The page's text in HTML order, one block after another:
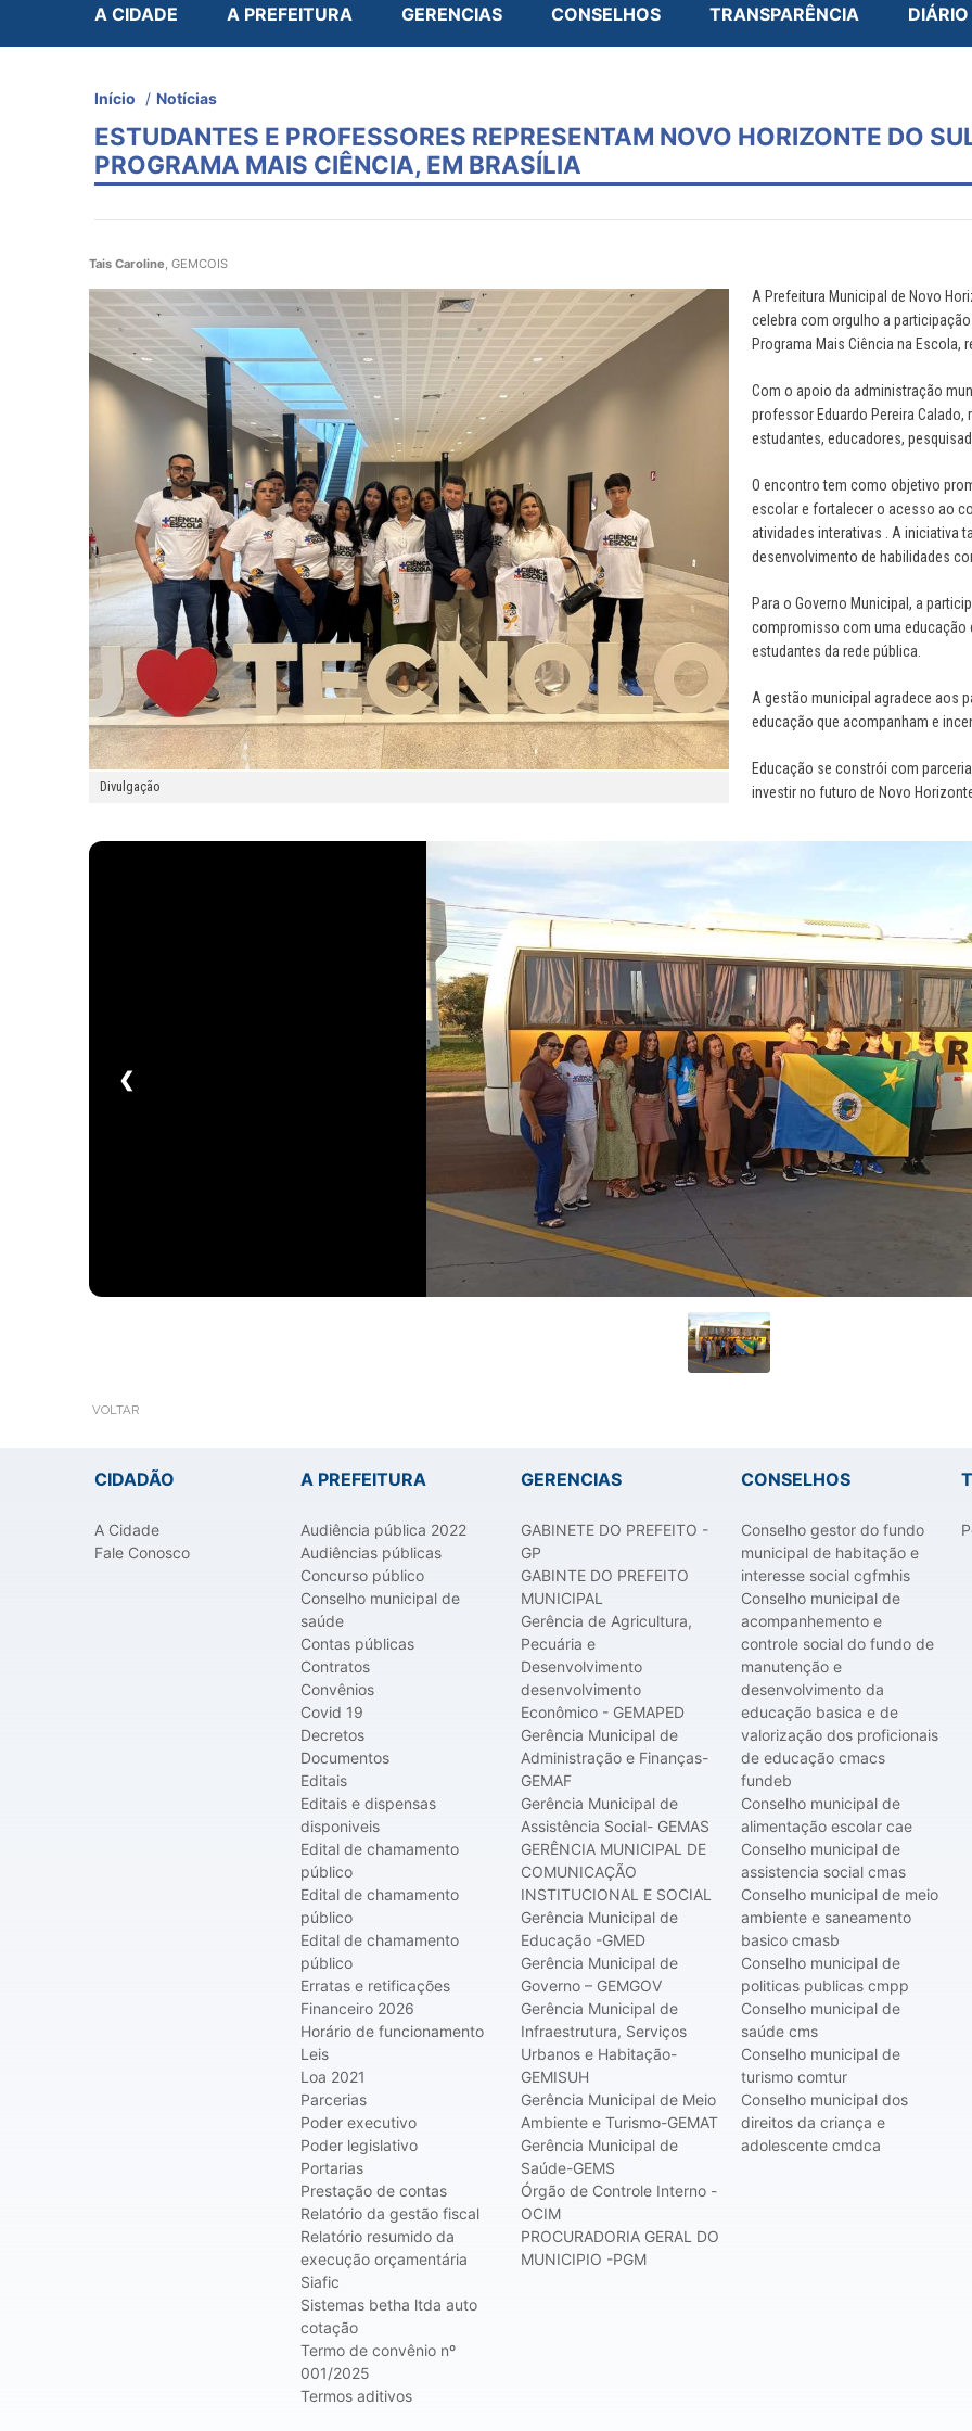
A CIDADE A PREFEITURA GERENCIAS CONSELHOS TRANSPARÊNCIA
Início / Notícias
ESTUDANTES E PROFESSORES REPRESENTAM NOVO HORIZONTE DO
PROGRAMA MAIS CIÊNCIA, EM BRASÍLIA
Tais Caroline, GEMCOIS
Divulgação
A Prefeitura Municipal de Novo
celebra com orgulho a
Programa Mais Ciência na Escola,
Com o apoio da administração
professor Eduardo Pereira
estudantes, educadores,
O encontro tem como objetivo
escolar e fortalecer o acesso ao
atividades interativas . A iniciativa
desenvolvimento de habilidades
Para o Governo Municipal, a
compromisso com uma educação
estudantes da rede pública.
A gestão municipal agradece aos
educação que acompanham e
Educação se constrói com
investir no futuro de Novo
❮
VOLTAR
CIDADÃO
A Cidade
Fale Conosco
A PREFEITURA
Audiência pública 2022
Audiências públicas
Concurso público
Conselho municipal de
saúde
Contas públicas
Contratos
Convênios
Covid 19
Decretos
Documentos
Editais
Editais e dispensas
disponiveis
Edital de chamamento
público
Edital de chamamento
público
Edital de chamamento
público
Erratas e retificações
Financeiro 2026
Horário de funcionamento
Leis
Loa 2021
Parcerias
Poder executivo
Poder legislativo
Portarias
Prestação de contas
Relatório da gestão fiscal
Relatório resumido da
execução orçamentária
Siafic
Sistemas betha ltda auto
cotação
Termo de convênio nº
001/2025
Termos aditivos
GERENCIAS
GABINETE DO PREFEITO -
GP
GABINTE DO PREFEITO
MUNICIPAL
Gerência de Agricultura,
Pecuária e
Desenvolvimento
desenvolvimento
Econômico - GEMAPED
Gerência Municipal de
Administração e Finanças-
GEMAF
Gerência Municipal de
Assistência Social- GEMAS
GERÊNCIA MUNICIPAL DE
COMUNICAÇÃO
INSTITUCIONAL E SOCIAL
Gerência Municipal de
Educação -GMED
Gerência Municipal de
Governo – GEMGOV
Gerência Municipal de
Infraestrutura, Serviços
Urbanos e Habitação-
GEMISUH
Gerência Municipal de Meio
Ambiente e Turismo-GEMAT
Gerência Municipal de
Saúde-GEMS
Órgão de Controle Interno -
OCIM
PROCURADORIA GERAL DO
MUNICIPIO -PGM
CONSELHOS
Conselho gestor do fundo
municipal de habitação e
interesse social cgfmhis
Conselho municipal de
acompanhemento e
controle social do fundo de
manutenção e
desenvolvimento da
educação basica e de
valorização dos proficionais
de educação cmacs
fundeb
Conselho municipal de
alimentação escolar cae
Conselho municipal de
assistencia social cmas
Conselho municipal de meio
ambiente e saneamento
basico cmasb
Conselho municipal de
politicas publicas cmpp
Conselho municipal de
saúde cms
Conselho municipal de
turismo comtur
Conselho municipal dos
direitos da criança e
adolescente cmdca